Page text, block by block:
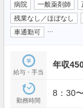
病院 一般薬剤師
残業なし／ほぼなし
車通勤可
給与・手当
年収
勤務時間
8：30